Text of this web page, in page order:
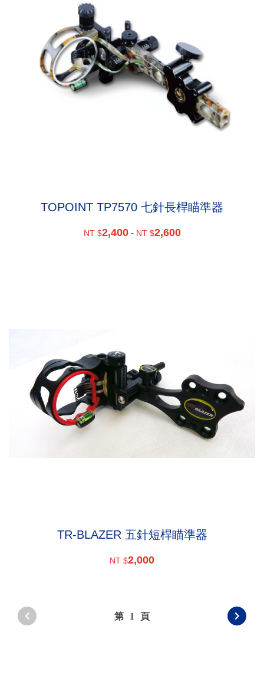
TOPOINT TP7570 七針長桿瞄準器
NT $2,400- NT $2,600
TR-BLAZER 五針短桿瞄準器
NT $2,000
第 1 頁